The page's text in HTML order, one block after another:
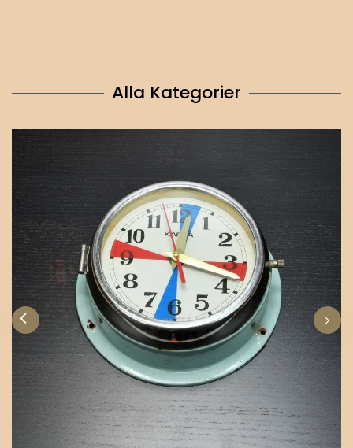
Alla Kategorier